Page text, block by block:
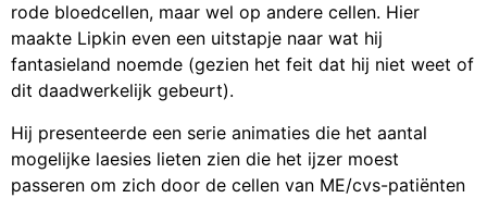
rode bloedcellen, maar wel op andere cellen. Hier
maakte Lipkin even een uitstapje naar wat hij
fantasieland noemde (gezien het feit dat hij niet weet of
dit daadwerkelijk gebeurt).
Hij presenteerde een serie animaties die het aantal
mogelijke laesies lieten zien die het ijzer moest
passeren om zich door de cellen van ME/cvs-patiënten